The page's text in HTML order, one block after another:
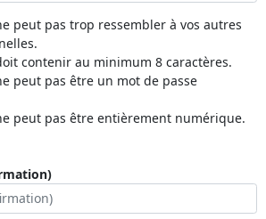
peut pas trop ressembler à vos autres
contenir au minimum 8 caractères.
peut pas être un mot de passe
peut pas être entièrement numérique.